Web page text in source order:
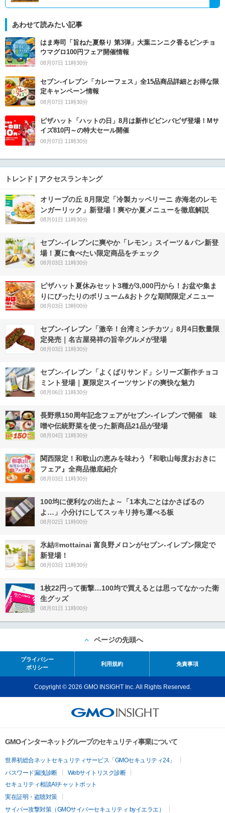
あわせて読みたい記事
はま寿司「旨ねた夏祭り 第3弾」大葉ニンニク香るビンチョ
ウマグロ100円フェア開催情報
08月07日 11時30分
セブン‐イレブン「カレーフェス」全15品商品詳細とお得な限
定キャンペーン情報
08月07日 11時30分
ピザハット「ハットの日」8月は新作ビビンバピザ登場！Mサ
イズ810円～の特大セール開催
08月07日 11時30分
トレンド | アクセスランキング
オリーブの丘 8月限定「冷製カッペリーニ 赤海老のレモ
ンガーリック」新登場！爽やか夏メニューを徹底解説
08月01日 11時30分
セブン‐イレブンに爽やか「レモン」スイーツ＆パン新登
場！夏に食べたい限定商品をチェック
08月03日 11時30分
ピザハット夏休みセット3種が3,000円から！お盆や集ま
りにぴったりのボリューム&おトクな期間限定メニュー
08月03日 13時00分
セブン-イレブン「激辛！台湾ミンチカツ」8月4日数量限
定発売｜名古屋発祥の旨辛グルメが登場
08月03日 11時30分
セブン‐イレブン「よくばりサンド」シリーズ新作チョコ
ミント登場｜夏限定スイーツサンドの爽快な魅力
08月06日 11時30分
長野県150周年記念フェアがセブン-イレブンで開催 味
噌や伝統野菜を使った新商品21品が登場
08月04日 11時30分
関西限定！和歌山の恵みを味わう『和歌山毎度おおきに
フェア』全商品徹底紹介
08月03日 11時30分
100均に便利なの出たよ～「1本丸ごとはかさばるの
よ…」小分けにしてスッキリ持ち運べる板
08月02日 11時00分
氷結®mottainai 富良野メロンがセブン‐イレブン限定で
新登場！
08月03日 11時30分
1枚22円って衝撃…100均で買えるとは思ってなかった衛
生グッズ
08月01日 11時00分
ページの先頭へ
プライバシー
ポリシー
利用規約 免責事項
Copyright © 2026 GMO INSIGHT Inc. All Rights Reserved.
GMOインターネットグループのセキュリティ事業について
世界初総合ネットセキュリティサービス「GMOセキュリティ24」
パスワード漏洩診断
Webサイトリスク診断
セキュリティ相談AIチャットボット
実在証明・盗聴対策
サイバー攻撃対策（GMOサイバーセキュリティ byイエラエ）